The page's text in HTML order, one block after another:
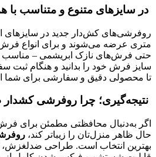
در سایزهای متنوع و متناسب با
متری عرضه می‌شوند و برای انواع
حتی فرش‌های نازک ابریشمی –
سایز فرش خود را بدانید و هنگام
تا محصولی دقیق و سفارشی برای شما
نتیجه‌گیری؛ چرا روفرشی
اگر به‌دنبال محافظتی مطمئن برای
حال ظاهر منزل‌تان را زیباتر کند،
بهترین انتخاب است. طراحی ضدلغزش،